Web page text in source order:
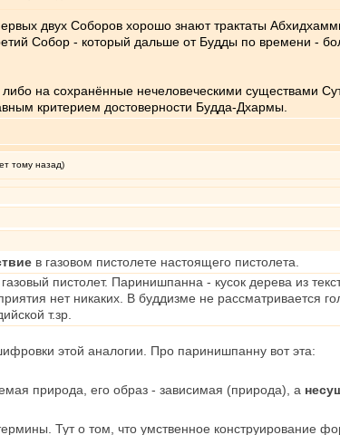
двух Соборов хорошо знают трактаты
Собор - который дальше от Будды по времени -
на сохранённые нечеловеческими существами
критерием достоверности Будда-Дхармы.
тому назад)
в газовом пистолете настоящего пистолета.
пистолет. Паринишпанна - кусок дерева из
нет никаких. В буддизме не рассматривается
т.зр.
этой аналогии. Про паринишпанну вот эта:
природа, его образ - зависимая (природа), а
Тут о том, что умственное конструирование